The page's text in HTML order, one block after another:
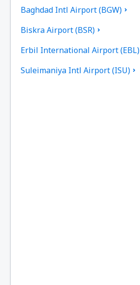
Baghdad Intl Airport (BGW)
Biskra Airport (BSR)
Erbil International Airport (EBL)
Suleimaniya Intl Airport (ISU)